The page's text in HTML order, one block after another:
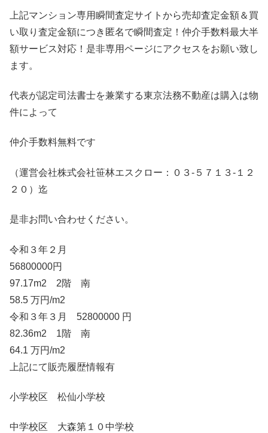
上記マンション専用瞬間査定サイトから売却査定金額＆買
い取り査定金額につき匿名で瞬間査定！仲介手数料最大半
額サービス対応！是非専用ページにアクセスをお願い致し
ます。
代表が認定司法書士を兼業する東京法務不動産は購入は物
件によって
仲介手数料無料です
（運営会社株式会社笹林エスクロー：０３-５７１３-１２
２０）迄
是非お問い合わせください。
令和３年２月
56800000円
97.17m2 2階 南
58.5 万円/m2
令和３年３月 52800000 円
82.36m2 1階 南
64.1 万円/m2
上記にて販売履歴情報有
小学校区 松仙小学校
中学校区 大森第１０中学校